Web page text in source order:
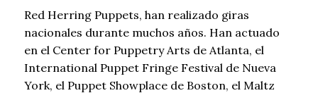
Red Herring Puppets, han realizado giras
nacionales durante muchos años. Han actuado
en el Center for Puppetry Arts de Atlanta, el
International Puppet Fringe Festival de Nueva
York, el Puppet Showplace de Boston, el Maltz